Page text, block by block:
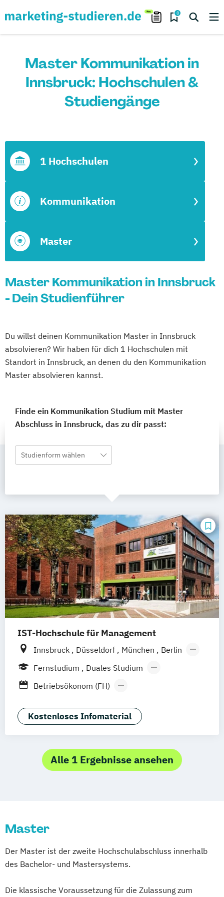
0
Master Kommunikation in
Innsbruck: Hochschulen &
Studiengänge
Master
Kommunikation
1 Hochschulen
Master Kommunikation in Innsbruck
- Dein Studienführer
Du willst deinen Kommunikation Master in Innsbruck
absolvieren? Wir haben für dich 1 Hochschulen mit
Standort in Innsbruck, an denen du den Kommunikation
Master absolvieren kannst.
Finde ein Kommunikation Studium mit Master
Abschluss in Innsbruck, das zu dir passt:
Studienform wählen
IST-Hochschule für Management
Innsbruck Düsseldorf München
Berlin
Hamburg
Weil am Rhein
Jena Linz
Fernstudium
Duales Studium
Fernlehrgang
Betriebsökonom (FH)
Business Administration (dual)
Digitalisierungsmanagement
Hotel- und Tourismusmarketing
Kommunikation & Eventmanagement
Kommunikation & Medienmanagement
Kommunikationsmanagement
Kommunikationsmanagement (dual)
Kostenloses Infomaterial
Alle 1 Ergebnisse ansehen
Master
Der Master ist der zweite Hochschulabschluss innerhalb
des Bachelor- und Mastersystems.
Die klassische Voraussetzung für die Zulassung zum